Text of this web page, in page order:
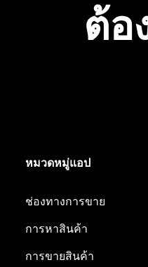
ต้อ
หมวดหมู่แอป
ช่องทางการขาย
การหาสินค้า
การขายสินค้า